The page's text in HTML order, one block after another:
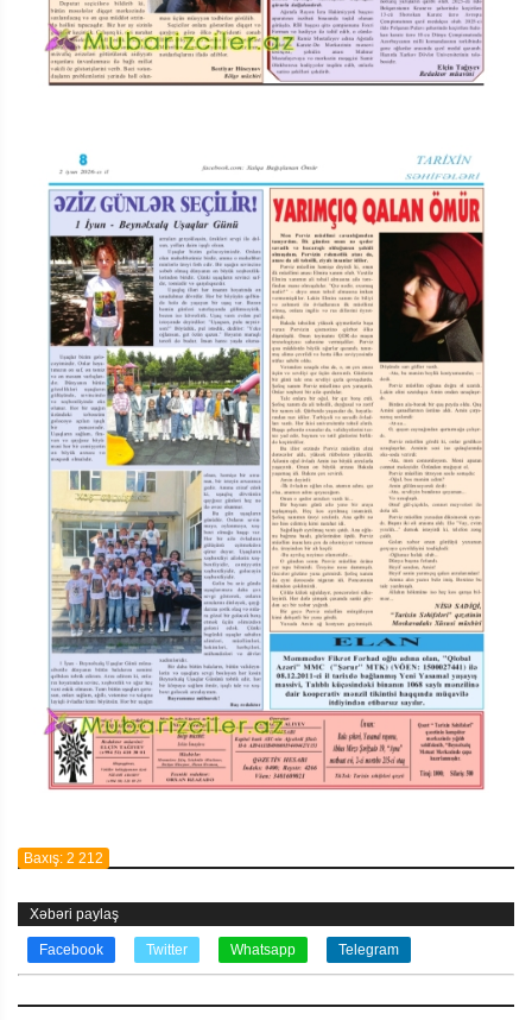
Baxış: 2 212
Xəbəri paylaş
Facebook Twitter Whatsapp Telegram